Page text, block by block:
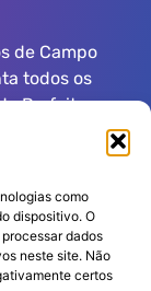
como
dispositivo. O
dados
neste site. Não
certos
de Campo
todos os
Prefeitura
Legislativo